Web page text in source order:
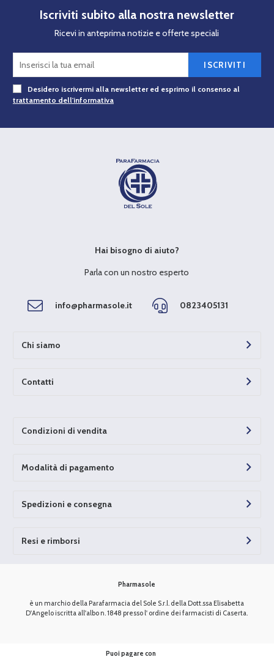
Iscriviti subito alla nostra newsletter
Ricevi in anteprima notizie e offerte speciali
ISCRIVITI
Desidero iscrivermi alla newsletter ed esprimo il consenso al
trattamento dell'informativa
Hai bisogno di aiuto?
Parla con un nostro esperto
info@pharmasole.it 0823405131
Chi siamo
Contatti
Condizioni di vendita
Modalità di pagamento
Spedizioni e consegna
Resi e rimborsi
Pharmasole
è un marchio della Parafarmacia del Sole S.r.l. della Dott.ssa Elisabetta
D'Angelo iscritta all'albo n. 1848 presso l' ordine dei farmacisti di Caserta.
Puoi pagare con